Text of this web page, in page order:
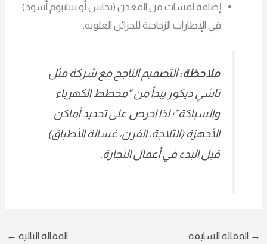
إضافة لمسات من المعدن (نحاس أو تيتانيوم أسود)
في الإطارات الزجاجية للخزائن العلوية.
ملاحظة:التصميم الناجح مع شركة مثل
تاشي ديكور يبدأ من “مخطط الكهرباء
والسباكة”؛ لذا احرص على تحديد أماكن
الأجهزة (الثلاجة، الفرن، غسالة الأطباق)
قبل البدء في أعمال النجارة.
السابقة المقالة التالية←